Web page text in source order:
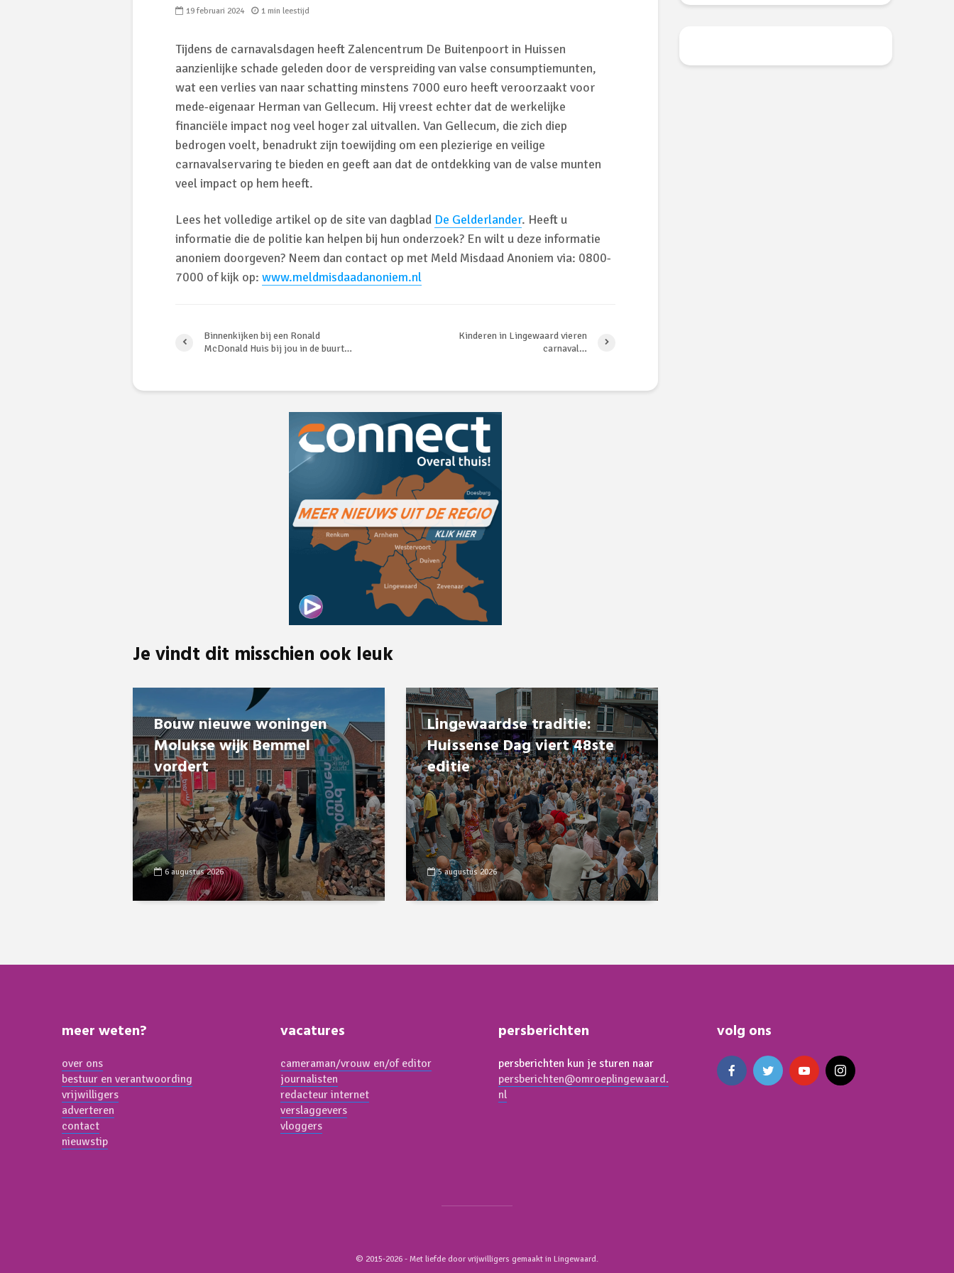
19 februari 2024 1 min leestijd
Tijdens de carnavalsdagen heeft Zalencentrum De Buitenpoort in Huissen
aanzienlijke schade geleden door de verspreiding van valse consumptiemunten,
wat een verlies van naar schatting minstens 7000 euro heeft veroorzaakt voor
mede-eigenaar Herman van Gellecum. Hij vreest echter dat de werkelijke
financiële impact nog veel hoger zal uitvallen. Van Gellecum, die zich diep
bedrogen voelt, benadrukt zijn toewijding om een plezierige en veilige
carnavalservaring te bieden en geeft aan dat de ontdekking van de valse munten
veel impact op hem heeft.
Lees het volledige artikel op de site van dagblad De Gelderlander. Heeft u
informatie die de politie kan helpen bij hun onderzoek? En wilt u deze informatie
anoniem doorgeven? Neem dan contact op met Meld Misdaad Anoniem via: 0800-
7000 of kijk op: www.meldmisdaadanoniem.nl
Binnenkijken bij een Ronald
McDonald Huis bij jou in de buurt…
Kinderen in Lingewaard vieren
carnaval…
Je vindt dit misschien ook leuk
Bouw nieuwe woningen
Molukse wijk Bemmel
vordert
6 augustus 2026
Lingewaardse traditie:
Huissense Dag viert 48ste
editie
5 augustus 2026
meer weten?
over ons
bestuur en verantwoording
vrijwilligers
adverteren
contact
nieuwstip
vacatures
cameraman/vrouw en/of editor
journalisten
redacteur internet
verslaggevers
vloggers
persberichten
persberichten kun je sturen naar
persberichten@omroeplingewaard.
nl
volg ons
© 2015-2026 - Met liefde door vrijwilligers gemaakt in Lingewaard.